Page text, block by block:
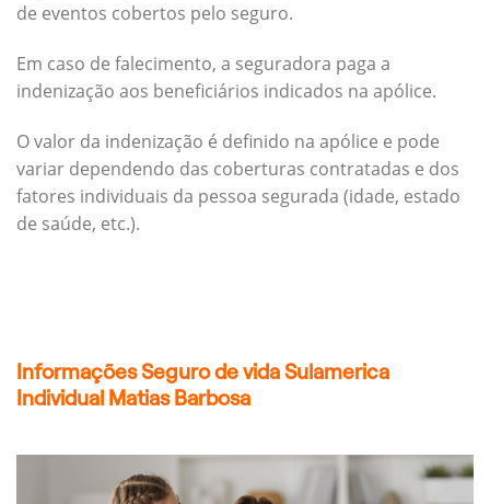
de eventos cobertos pelo seguro.
Em caso de falecimento, a seguradora paga a
indenização aos beneficiários indicados na apólice.
O valor da indenização é definido na apólice e pode
variar dependendo das coberturas contratadas e dos
fatores individuais da pessoa segurada (idade, estado
de saúde, etc.).
Informações Seguro de vida Sulamerica
Individual Matias Barbosa